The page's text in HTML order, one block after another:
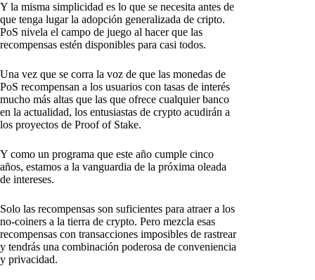
Y la misma simplicidad es lo que se necesita antes de
que tenga lugar la adopción generalizada de cripto.
PoS nivela el campo de juego al hacer que las
recompensas estén disponibles para casi todos.
Una vez que se corra la voz de que las monedas de
PoS recompensan a los usuarios con tasas de interés
mucho más altas que las que ofrece cualquier banco
en la actualidad, los entusiastas de crypto acudirán a
los proyectos de Proof of Stake.
Y como un programa que este año cumple cinco
años, estamos a la vanguardia de la próxima oleada
de intereses.
Solo las recompensas son suficientes para atraer a los
no-coiners a la tierra de crypto. Pero mezcla esas
recompensas con transacciones imposibles de rastrear
y tendrás una combinación poderosa de conveniencia
y privacidad.